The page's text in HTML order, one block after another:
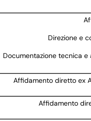
Direzione e
Documentazione tecnica e
Affidamento diretto ex
Affidamento